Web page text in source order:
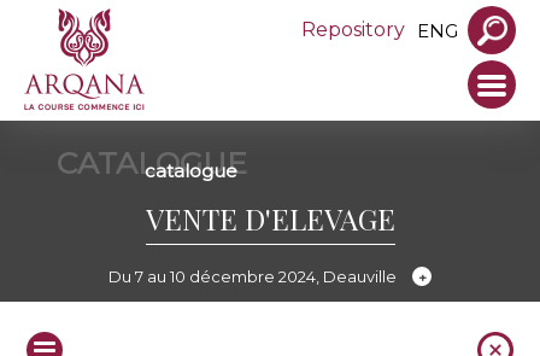
Repository ENG
CATALOGUE
catalogue
VENTE D'ELEVAGE
Du 7 au 10 décembre 2024, Deauville